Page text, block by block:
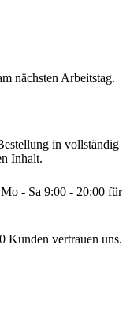
nächsten Arbeitstag.
in vollständig
Inhalt.
- Sa 9:00 - 20:00 für
Kunden vertrauen uns.